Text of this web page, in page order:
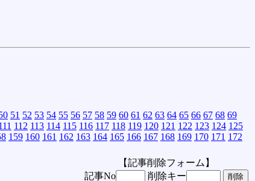
51 52 53 54 55 56 57 58 59 60 61 62 63 64 65 66 67 68 69
112 113 114 115 116 117 118 119 120 121 122 123 124 125
159 160 161 162 163 164 165 166 167 168 169 170 171 172
【記事削除フォーム】
記事No
削除キー